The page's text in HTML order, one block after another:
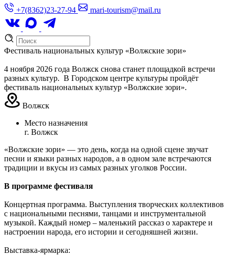
+7(8362)23-27-94 mari-tourism@mail.ru
Фестиваль национальных культур «Волжские зори»
4 ноября 2026 года Волжск снова станет площадкой встречи
разных культур. В Городском центре культуры пройдёт
фестиваль национальных культур «Волжские зори».
Волжск
Место назначения
г. Волжск
«Волжские зори» — это день, когда на одной сцене звучат
песни и языки разных народов, а в одном зале встречаются
традиции и вкусы из самых разных уголков России.
В программе фестиваля
Концертная программа. Выступления творческих коллективов
с национальными песнями, танцами и инструментальной
музыкой. Каждый номер – маленький рассказ о характере и
настроении народа, его истории и сегодняшней жизни.
Выставка-ярмарка: